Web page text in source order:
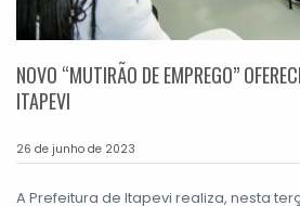
NOVO “MUTIRÃO DE EMPREGO”
ITAPEVI
26 de junho de 2023
A Prefeitura de Itapevi realiza, nesta